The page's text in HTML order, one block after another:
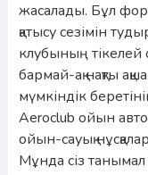
жасалады. Бұл
қатысу сезімін
клубының тікелей
бармай-ақ нақты
мүмкіндік
Aeroclub ойын
ойын-сауық
Мұнда сіз